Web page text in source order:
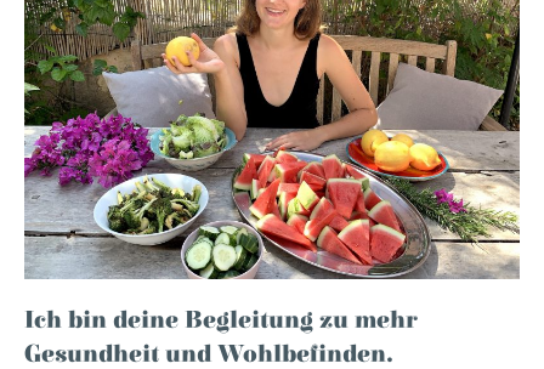
Ich bin deine Begleitung zu mehr
Gesundheit und Wohlbefinden.